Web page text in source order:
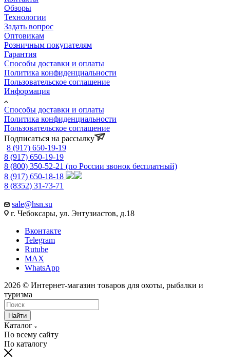
Обзоры
Технологии
Задать вопрос
Оптовикам
Розничным покупателям
Гарантия
Способы доставки и оплаты
Политика конфиденциальности
Пользовательское соглашение
Информация
Способы доставки и оплаты
Политика конфиденциальности
Пользовательское соглашение
Подписаться на рассылку
8 (917) 650-19-19
8 (917) 650-19-19
8 (800) 350-52-21 (по России звонок бесплатный)
8 (917) 650-18-18
8 (8352) 31-73-71
sale@hsn.su
г. Чебоксары, ул. Энтузиастов, д.18
Вконтакте
Telegram
Rutube
MAX
WhatsApp
2026 © Интернет-магазин товаров для охоты, рыбалки и
туризма
Найти
Каталог
По всему сайту
По каталогу